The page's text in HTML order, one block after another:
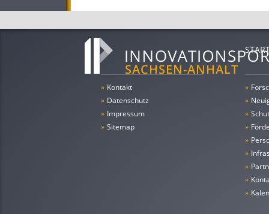
» Kontakt
» Datenschutz
» Impressum
» Sitemap
»
»
»
»
»
»
»
»
»